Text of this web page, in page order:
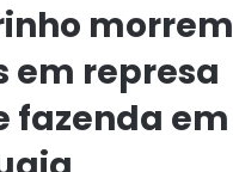
morrem
em represa
fazenda em